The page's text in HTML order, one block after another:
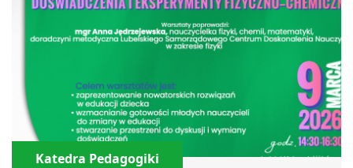
Katedra Pedagogiki